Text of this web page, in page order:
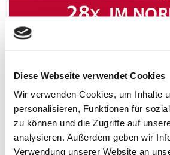
Diese Webseite verwendet Cookies
Wir verwenden Cookies, um Inhalte
personalisieren, Funktionen für
zu können und die Zugriffe auf
analysieren. Außerdem geben wir
Verwendung unserer Website an
umfassende und wohnortnahe
hohem Niveau: von der konservativen
hochmoderne Diagnostik bis hin zu
Augenoperationen.